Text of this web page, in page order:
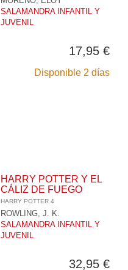
SALAMANDRA INFANTIL Y
JUVENIL
17,95 €
Disponible 2 días
HARRY POTTER Y EL
CÁLIZ DE FUEGO
HARRY POTTER 4
ROWLING, J. K.
SALAMANDRA INFANTIL Y
JUVENIL
32,95 €